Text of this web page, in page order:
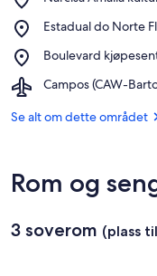
Amalia
Estadual do Norte
Place,
do
Fluminense-
Boulevard
Place,
kjøpesenter
Campos (CAW-
Airport,
(CAW-
Se alt om dette området
Rom og
3 soverom (plass